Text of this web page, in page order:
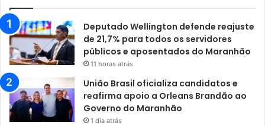
Deputado Wellington defende reajuste
de 21,7% para todos os servidores
públicos e aposentados do Maranhão
11 horas atrás
União Brasil oficializa candidatos e
reafirma apoio a Orleans Brandão ao
Governo do Maranhão
1 dia atrás